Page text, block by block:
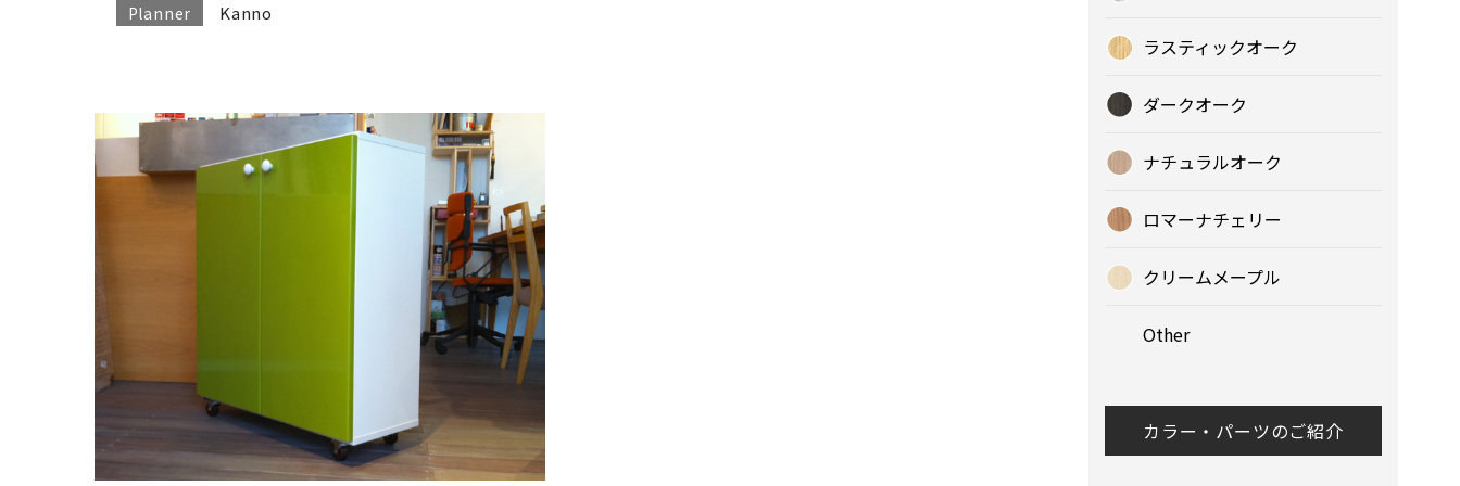
Planner Kanno
ラスティックオーク
ダークオーク
ナチュラルオーク
ロマーナチェリー
クリームメープル
Other
カラー・パーツのご紹介